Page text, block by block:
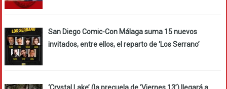
San Diego Comic-Con Málaga suma 15 nuevos
invitados, entre ellos, el reparto de ‘Los Serrano’